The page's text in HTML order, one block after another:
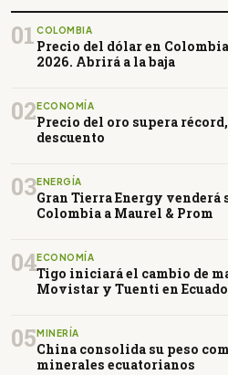
01 COLOMBIA
Precio del dólar en
2026. Abrirá a la baja
02 ECONOMÍA
Precio del oro supera
descuento
03ENERGÍA
Gran Tierra Energy venderá
Colombia a Maurel & Prom
04ECONOMÍA
Tigo iniciará el cambio de
Movistar y Tuenti en
05 MINERÍA
China consolida su peso
minerales ecuatorianos